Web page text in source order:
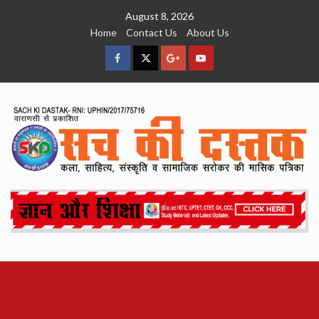
August 8, 2026
Home
Contact Us About Us
facebookTwitterGoogleYouTube